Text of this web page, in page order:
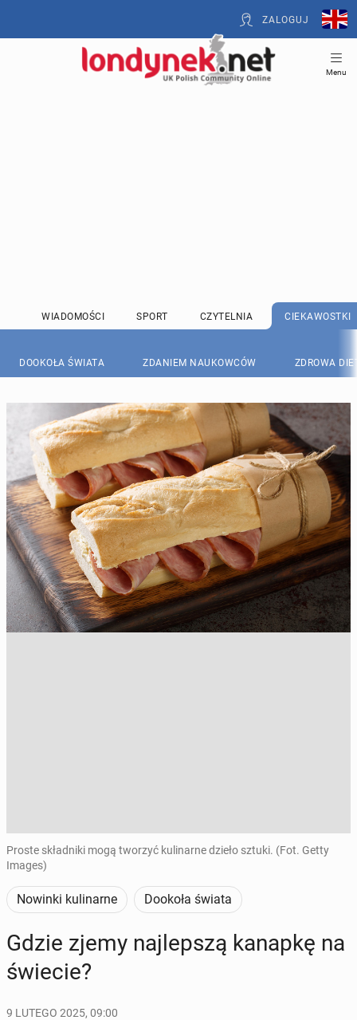
ZALOGUJ
Menu
WIADOMOŚCI SPORT CZYTELNIA CIEKAWOSTKI
DOOKOŁA ŚWIATA ZDANIEM NAUKOWCÓW ZDROWA
Proste składniki mogą tworzyć kulinarne dzieło sztuki. (Fot. Getty
Images)
Nowinki kulinarne Dookoła świata
Gdzie zjemy naj­lep­szą kanapkę na
świecie?
9 LUTEGO 2025, 09:00